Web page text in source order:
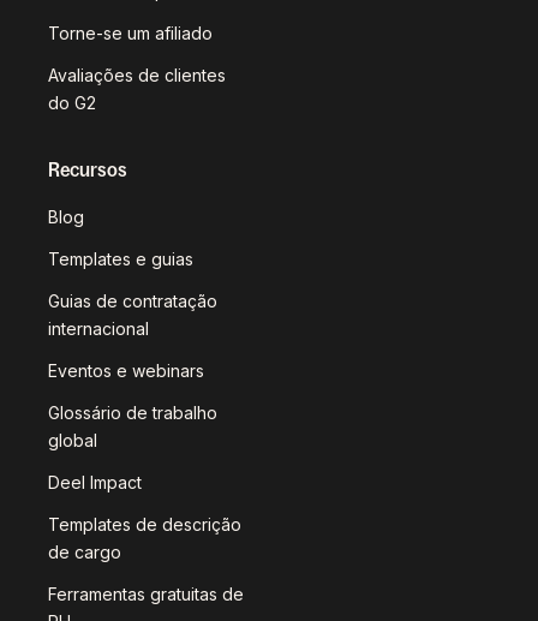
Torne-se um afiliado
Avaliações de clientes
do G2
Recursos
Blog
Templates e guias
Guias de contratação
internacional
Eventos e webinars
Glossário de trabalho
global
Deel Impact
Templates de descrição
de cargo
Ferramentas gratuitas de